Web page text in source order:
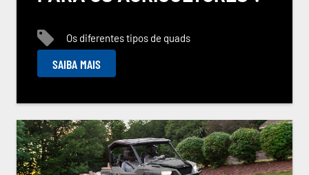
Os diferentes tipos de quads
SAIBA MAIS